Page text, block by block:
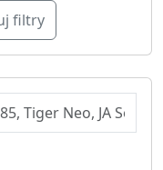
filtry